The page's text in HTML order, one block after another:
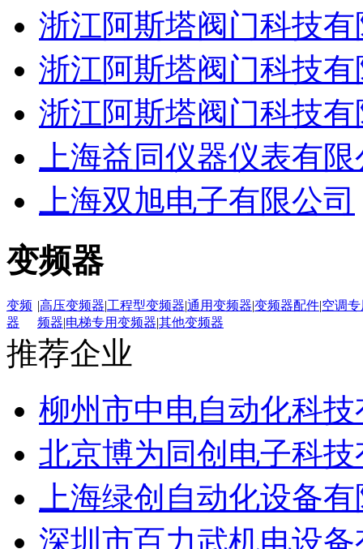
浙江阿斯塔阀门科技
浙江阿斯塔阀门科技
浙江阿斯塔阀门科技
上海益同仪器仪表有
上海双旭电子有限公司
变频器
变频
器
|高压变频器|工程型变频器|通用变频器|变频器配件|空调
频器|电梯专用变频器|其他变频器
推荐企业
柳州市中电自动化科
北京博为同创电子科
上海绿创自动化设备
深圳市百力武机电设